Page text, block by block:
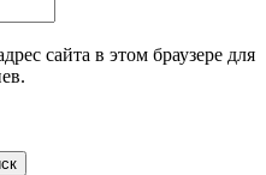
сайта в этом браузере для